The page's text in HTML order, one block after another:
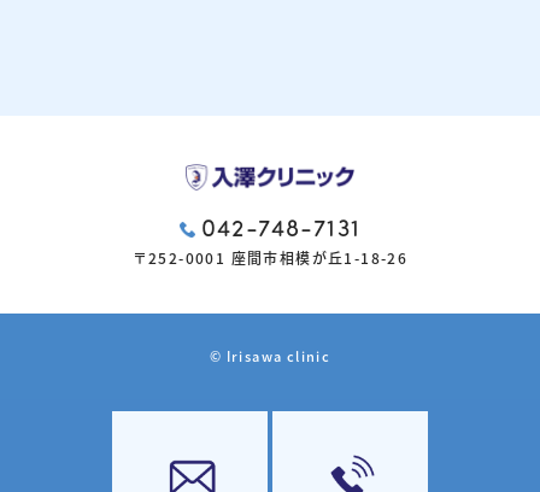
042-748-7131
〒252-0001 座間市相模が丘1-18-26
© Irisawa clinic